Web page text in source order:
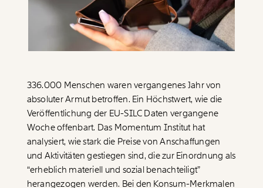
Paper der Woche
Projekte
Kürzungslandkarte
Erbschaftssteuer-Rechner
Arbeitslosenrechner
Care-Rechner
Befristungs-Monitor
Pflegerechner
Parlagram
Über uns
Team
Jahresberichte
Pressebereich
336.000 Menschen waren vergangenes Jahr von
absoluter Armut betroffen. Ein Höchstwert, wie die
Veröffentlichung der EU-SILC Daten vergangene
Woche offenbart. Das Momentum Institut hat
analysiert, wie stark die Preise von Anschaffungen
und Aktivitäten gestiegen sind, die zur Einordnung als
“erheblich materiell und sozial benachteiligt”
herangezogen werden. Bei den Konsum-Merkmalen